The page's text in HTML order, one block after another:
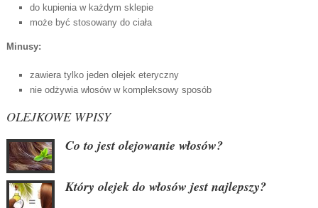
do kupienia w każdym sklepie
może być stosowany do ciała
Minusy:
zawiera tylko jeden olejek eteryczny
nie odżywia włosów w kompleksowy sposób
OLEJKOWE WPISY
Co to jest olejowanie włosów?
Który olejek do włosów jest najlepszy?